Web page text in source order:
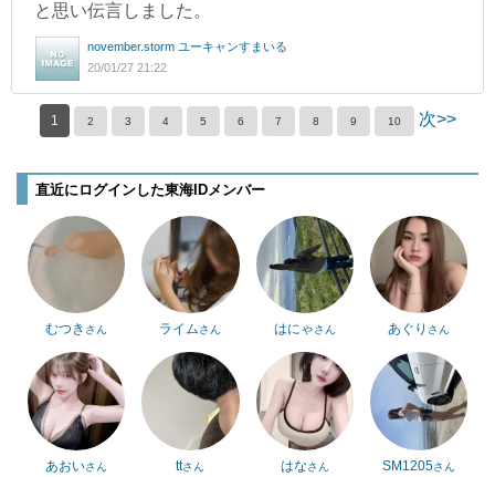
と思い伝言しました。
november.storm ユーキャンすまいる
20/01/27 21:22
1 2 3 4 5 6 7 8 9 10 次>>
直近にログインした東海IDメンバー
むつき さん ライムさん はにゃさん あぐり さん
あおいさん ttさん はなさん SM1205さん